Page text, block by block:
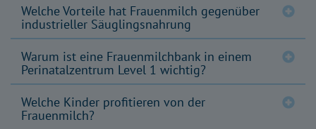
Welche Vorteile hat Frauenmilch gegenüber
industrieller Säuglingsnahrung
Warum ist eine Frauenmilchbank in einem
Perinatalzentrum Level 1 wichtig?
Welche Kinder profitieren von der
Frauenmilch?